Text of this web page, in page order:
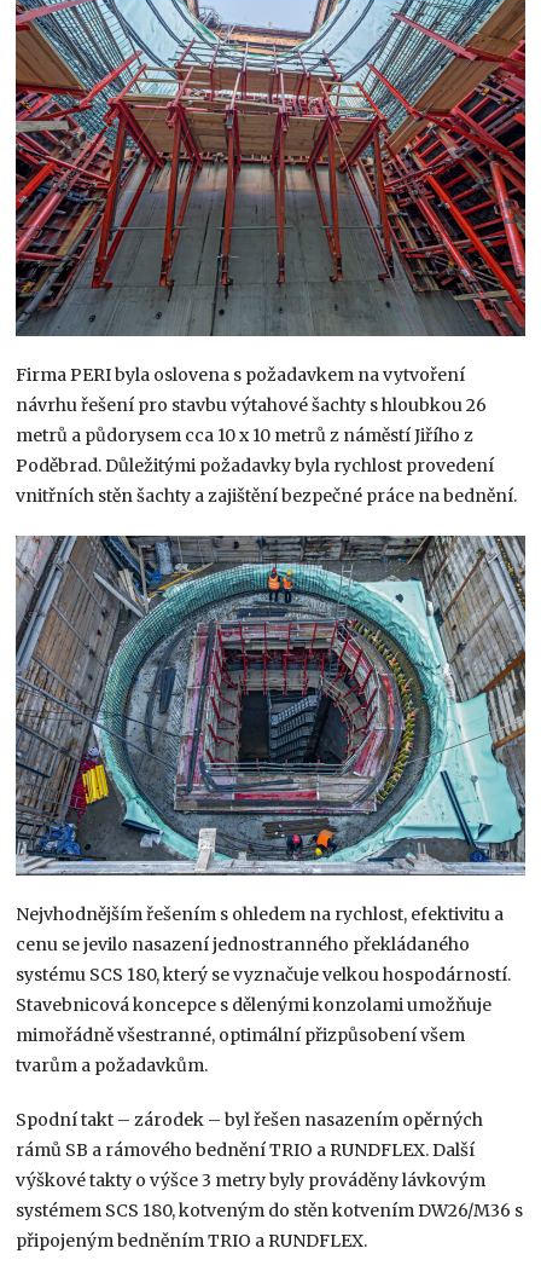
Firma PERI byla oslovena s požadavkem na vytvoření
návrhu řešení pro stavbu výtahové šachty s hloubkou 26
metrů a půdorysem cca 10 x 10 metrů z náměstí Jiřího z
Poděbrad. Důležitými požadavky byla rychlost provedení
vnitřních stěn šachty a zajištění bezpečné práce na bednění.​
Nejvhodnějším řešením s ohledem na rychlost, efektivitu a
cenu se jevilo nasazení jednostranného překládaného
systému SCS 180, který se vyznačuje velkou hospodárností.
Stavebnicová koncepce s dělenými konzolami umožňuje
mimořádně všestranné, optimální přizpůsobení všem
tvarům a požadavkům.​
Spodní takt – zárodek – byl řešen nasazením opěrných
rámů SB a rámového bednění TRIO a RUNDFLEX. Další
výškové takty o výšce 3 metry byly prováděny lávkovým
systémem SCS 180, kotveným do stěn kotvením DW26/M36 s
připojeným bedněním TRIO a RUNDFLEX.​